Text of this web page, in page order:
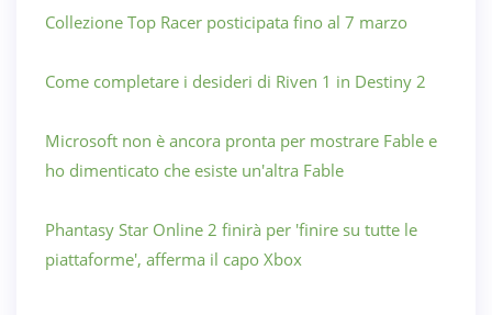
Collezione Top Racer posticipata fino al 7 marzo
Come completare i desideri di Riven 1 in Destiny 2
Microsoft non è ancora pronta per mostrare Fable e
ho dimenticato che esiste un'altra Fable
Phantasy Star Online 2 finirà per 'finire su tutte le
piattaforme', afferma il capo Xbox